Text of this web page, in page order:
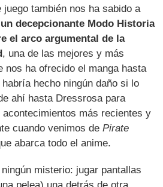
juego también nos ha sabido a
un decepcionante Modo Historia
el arco argumental de la
, una de las mejores y más
nos ha ofrecido el manga hasta
hecho ningún daño si lo
ahí hasta Dressrosa para
más recientes y
cuando venimos dePirate
abarca todo el anime.
misterio: jugar pantallas